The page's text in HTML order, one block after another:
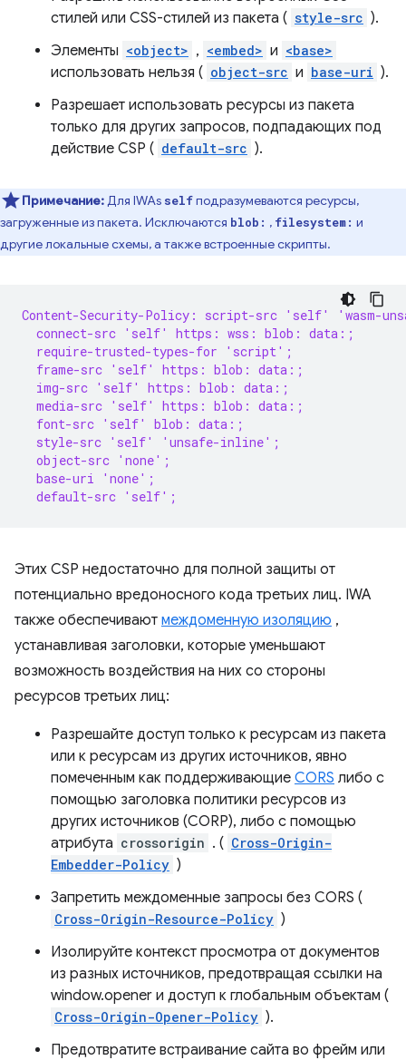
стилей или CSS-стилей из пакета ( style-src ).
Элементы <object> , <embed> и <base>
использовать нельзя ( object-src и base-uri ).
Разрешает использовать ресурсы из пакета
только для других запросов, подпадающих под
действие CSP ( default-src ).
Примечание:Для IWAs selfподразумеваются ресурсы,
загруженные из пакета. Исключаются blob: , filesystem: и
другие локальные схемы, а также встроенные скрипты.
Content-Security-Policy: script-src 'self' 'wasm-
  connect-src 'self' https: wss: blob: data:;
  require-trusted-types-for 'script';
  frame-src 'self' https: blob: data:;
  img-src 'self' https: blob: data:;
  media-src 'self' https: blob: data:;
  font-src 'self' blob: data:;
  style-src 'self' 'unsafe-inline';
  object-src 'none';
  base-uri 'none';
  default-src 'self';
Этих CSP недостаточно для полной защиты от
потенциально вредоносного кода третьих лиц. IWA
также обеспечивают междоменную изоляцию ,
устанавливая заголовки, которые уменьшают
возможность воздействия на них со стороны
ресурсов третьих лиц:
Разрешайте доступ только к ресурсам из пакета
или к ресурсам из других источников, явно
помеченным как поддерживающие CORS либо с
помощью заголовка политики ресурсов из
других источников (CORP), либо с помощью
атрибута crossorigin . ( Cross-Origin-
Embedder-Policy )
Запретить междоменные запросы без CORS (
Cross-Origin-Resource-Policy )
Изолируйте контекст просмотра от документов
из разных источников, предотвращая ссылки на
window.opener и доступ к глобальным объектам (
Cross-Origin-Opener-Policy ).
Предотвратите встраивание сайта во фрейм или